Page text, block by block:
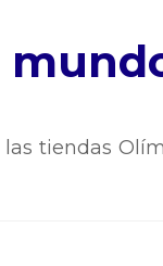
tiendas